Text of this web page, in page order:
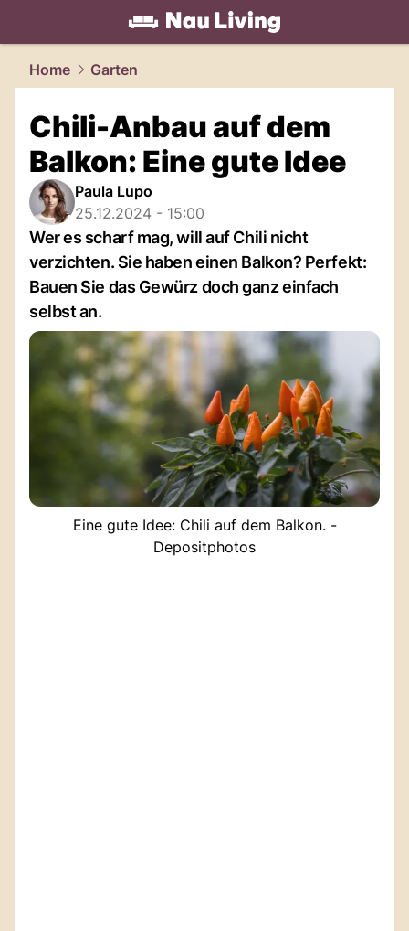
living.NAU.ch
Home Garten
Chili-Anbau auf dem
Balkon: Eine gute Idee
Paula Lupo
25.12.2024 - 15:00
Wer es scharf mag, will auf Chili nicht
verzichten. Sie haben einen Balkon? Perfekt:
Bauen Sie das Gewürz doch ganz einfach
selbst an.
Eine gute Idee: Chili auf dem Balkon. -
Depositphotos